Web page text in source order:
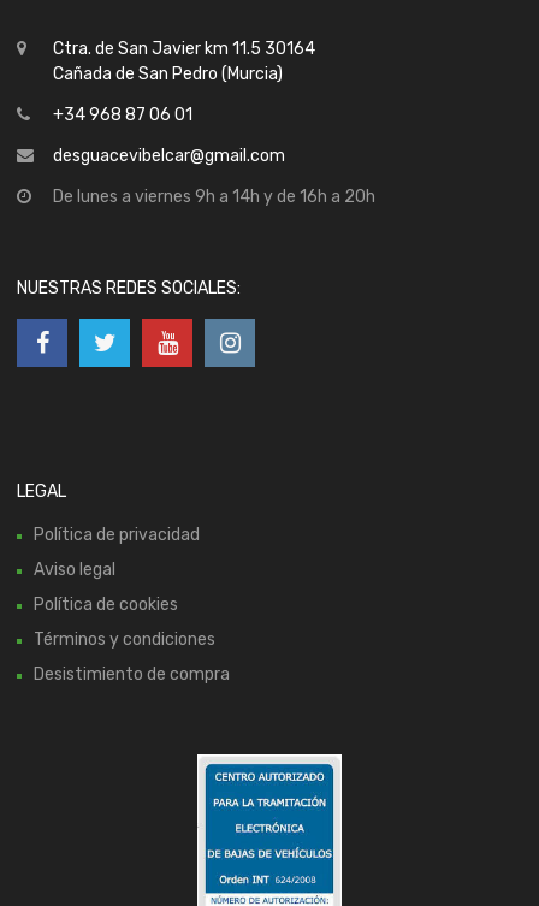
Ctra. de San Javier km 11.5 30164
Cañada de San Pedro (Murcia)
+34 968 87 06 01
desguacevibelcar@gmail.com
De lunes a viernes 9h a 14h y de 16h a 20h
NUESTRAS REDES SOCIALES:
LEGAL
Política de privacidad
Aviso legal
Política de cookies
Términos y condiciones
Desistimiento de compra